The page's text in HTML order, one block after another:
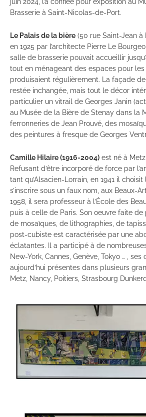
juin 2024, l’a confiée pour exposition au
Brasserie à Saint-Nicolas-de-Port.
Le Palais de la bière (50 rue Saint-Jean
en 1925 par l’architecte Pierre Le
salle de brasserie pouvait accueillir
tout en ménageant des espaces pour les
produisaient régulièrement. La façade
restée inchangée, mais tout le décor
particulier un vitrail de Georges Janin
au Musée de la Bière de Stenay dans la
ferronneries de Jean Prouvé, des
des peintures à fresque de Georges
Camille Hilaire (1916-2004) est né à
Refusant d’être incorporé de force par
tant qu’Alsacien-Lorrain, en 1941 il
s’inscrire sous un faux nom, aux Beaux-
1958, il sera professeur à l’École des
puis à celle de Paris. Son oeuvre faite de
de mosaïques, de lithographies, de
post-cubiste est caractérisée par une
éclatantes. Il a participé à de
New-York, Cannes, Genève, Tokyo … , ses
aujourd’hui présentes dans plusieurs
Metz, Nancy, Poitiers, Strasbourg